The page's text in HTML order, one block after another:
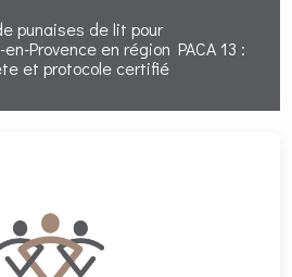
punaises de lit pour
Provence en région PACA 13 :
et protocole certifié